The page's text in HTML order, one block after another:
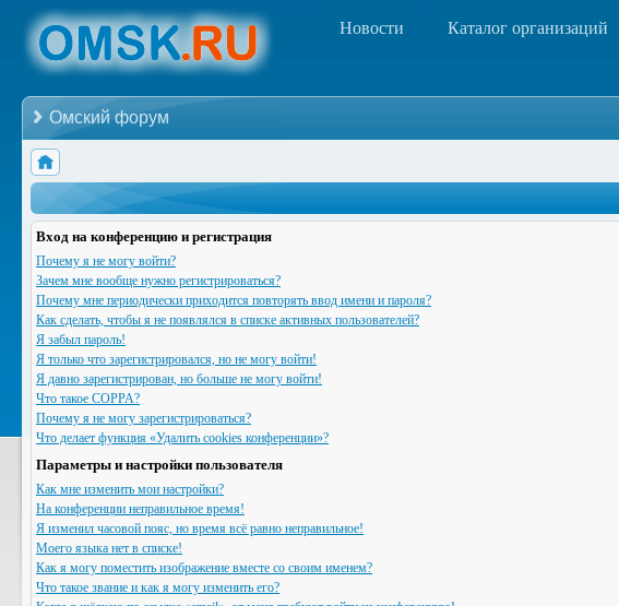
Новости Каталог организаций
Омский форум
Вход на конференцию и регистрация
Почему я не могу войти?
Зачем мне вообще нужно регистрироваться?
Почему мне периодически приходится повторять ввод имени и пароля?
Как сделать, чтобы я не появлялся в списке активных пользователей?
Я забыл пароль!
Я только что зарегистрировался, но не могу войти!
Я давно зарегистрирован, но больше не могу войти!
Что такое COPPA?
Почему я не могу зарегистрироваться?
Что делает функция «Удалить cookies конференции»?
Параметры и настройки пользователя
Как мне изменить мои настройки?
На конференции неправильное время!
Я изменил часовой пояс, но время всё равно неправильное!
Моего языка нет в списке!
Как я могу поместить изображение вместе со своим именем?
Что такое звание и как я могу изменить его?